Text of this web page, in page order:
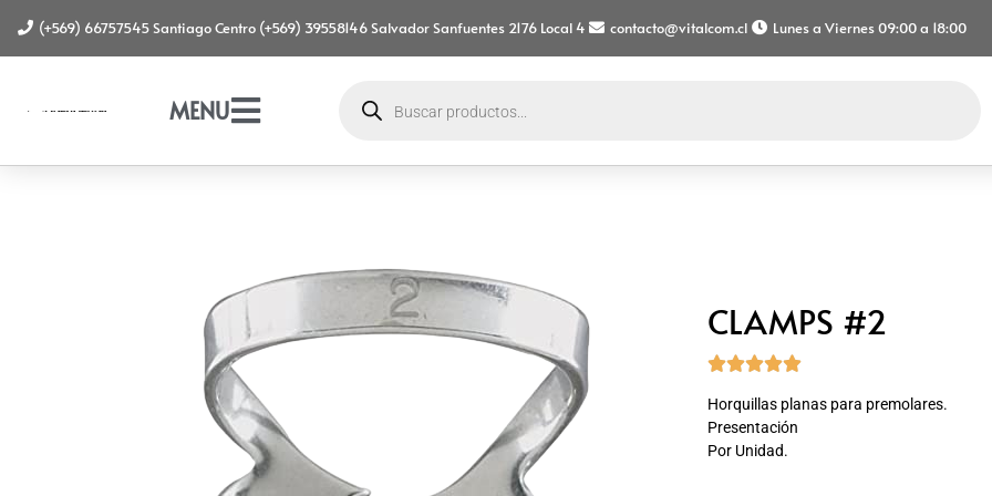
(+569) 66757545 Santiago Centro (+569) 39558146 Salvador Sanfuentes 2176 Local 4 contacto@vitalcom.cl Lunes a Viernes 09:00 a 18:00
MENU
CLAMPS #2

Horquillas planas para premolares.
Presentación
Por Unidad.